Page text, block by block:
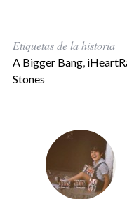
Etiquetas de la historia
A Bigger Bang,
Stones